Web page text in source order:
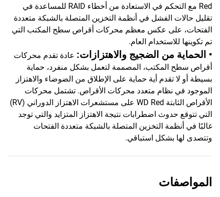
Red مع التحكم في الاستعادة من أخطاء RAID للمساعدة في
تقليل حالات الفشل في أنظمة التخزين المتصلة بالشبكة متعددة
الفتحات، على عكس معظم محركات أقراص سطح المكتب التي
تم تكوينها للاستخدام العام.
• الحماية من الضجيج والاهتزازات: عادة تقدم محركات
أقراص سطح المكتب، المصممة لتعمل بشكل منفرد، حماية
بسيطة أو لا تقدم أية حماية على الإطلاق من الضوضاء والاهتزاز
الموجود في نظام متعدد محركات الأقراص. تشتمل محركات
الأقراص الثابتة WD Red على مستشعرات الاهتزاز الدوراني (RV)
التي تتوقع حدوث اضطرابات نتيجة الاهتزاز المتزايد والتي توجد
غالبًا في أنظمة التخزين المتصلة بالشبكة متعددة الفتحات
وتتصدى لها بشكل استباقي.
المواصفات